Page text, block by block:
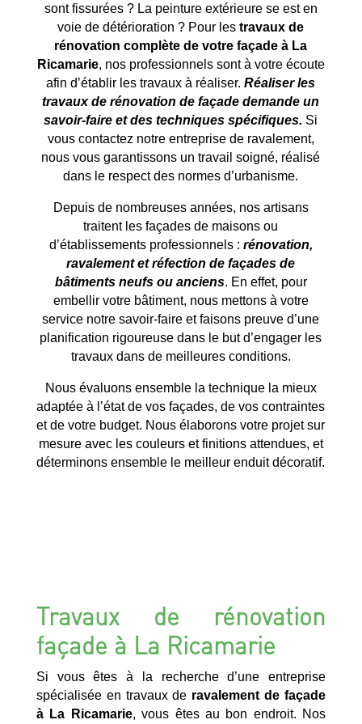
sont fissurées ? La peinture extérieure se est en
voie de détérioration ? Pour lestravaux de
rénovation complète de votre façade à La
Ricamarie, nos professionnels sont à votre écoute
afin d’établir les travaux à réaliser.Réaliser les
travaux de rénovation de façade demande un
savoir-faire et des techniques spécifiques. Si
vous contactez notre entreprise de ravalement,
nous vous garantissons un travail soigné, réalisé
dans le respect des normes d’urbanisme.
Depuis de nombreuses années, nos artisans
traitent les façades de maisons ou
d’établissements professionnels : rénovation,
ravalement et réfection de façades de
bâtiments neufs ou anciens. En effet, pour
embellir votre bâtiment, nous mettons à votre
service notre savoir-faire et faisons preuve d’une
planification rigoureuse dans le but d’engager les
travaux dans de meilleures conditions.
Nous évaluons ensemble la technique la mieux
adaptée à l’état de vos façades, de vos contraintes
et de votre budget. Nous élaborons votre projet sur
mesure avec les couleurs et finitions attendues, et
déterminons ensemble le meilleur enduit décoratif.
Travaux de rénovation
façade à La Ricamarie
Si vous êtes à la recherche d’une entreprise
spécialisée en travaux de ravalement de façade
à La Ricamarie, vous êtes au bon endroit. Nos